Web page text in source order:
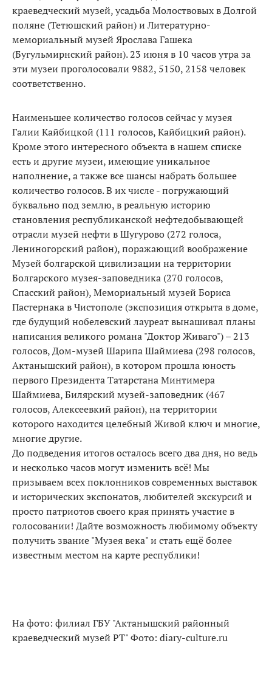
краеведческий музей, усадьба Молоствовых в Долгой
поляне (Тетюшский район) и Литературно-
мемориальный музей Ярослава Гашека
(Бугульмирнский район). 23 июня в 10 часов утра за
эти музеи проголосовали 9882, 5150, 2158 человек
соответственно.
Наименьшее количество голосов сейчас у музея
Галии Кайбицкой (111 голосов, Кайбицкий район).
Кроме этого интересного объекта в нашем списке
есть и другие музеи, имеющие уникальное
наполнение, а также все шансы набрать большее
количество голосов. В их числе - погружающий
буквально под землю, в реальную историю
становления республиканской нефтедобывающей
отрасли музей нефти в Шугурово (272 голоса,
Лениногорский район), поражающий воображение
Музей болгарской цивилизации на территории
Болгарского музея-заповедника (270 голосов,
Спасский район), Мемориальный музей Бориса
Пастернака в Чистополе (экспозиция открыта в доме,
где будущий нобелевский лауреат вынашивал планы
написания великого романа "Доктор Живаго") – 213
голосов, Дом-музей Шарипа Шаймиева (298 голосов,
Актанышский район), в котором прошла юность
первого Президента Татарстана Минтимера
Шаймиева, Билярский музей-заповедник (467
голосов, Алексеевкий район), на территории
которого находится целебный Живой ключ и многие,
многие другие.
До подведения итогов осталось всего два дня, но ведь
и несколько часов могут изменить всё! Мы
призываем всех поклонников современных выставок
и исторических экспонатов, любителей экскурсий и
просто патриотов своего края принять участие в
голосовании! Дайте возможность любимому объекту
получить звание "Музея века" и стать ещё более
известным местом на карте республики!
На фото: филиал ГБУ "Актанышский районный
краеведческий музей РТ" Фото: diary-culture.ru